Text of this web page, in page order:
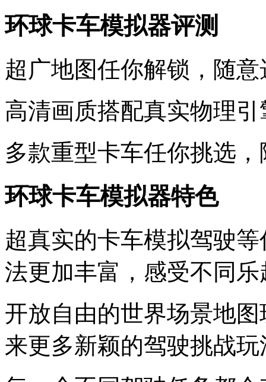
环球卡车模拟器评测
超广地图任你解锁，随
高清画质搭配真实物理
多款重型卡车任你挑选
环球卡车模拟器特色
超真实的卡车模拟驾驶
法更加丰富，感受不同乐
开放自由的世界场景地
来更多新颖的驾驶挑战玩